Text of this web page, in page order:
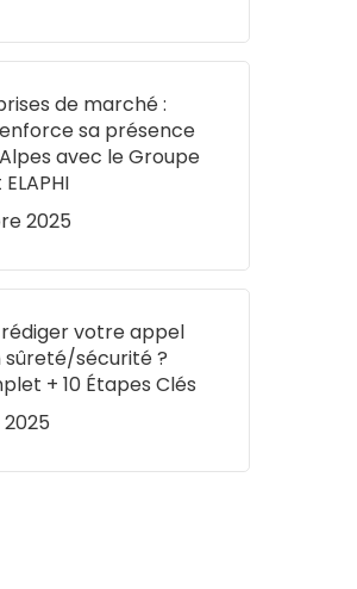
de marché :
sa présence
avec le Groupe
2025
votre appel
sûreté/sécurité ?
+ 10 Étapes Clés